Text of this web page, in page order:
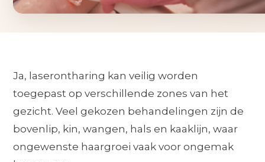
Ja, laserontharing kan veilig worden
toegepast op verschillende zones van het
gezicht. Veel gekozen behandelingen zijn de
bovenlip, kin, wangen, hals en kaaklijn, waar
ongewenste haargroei vaak voor ongemak